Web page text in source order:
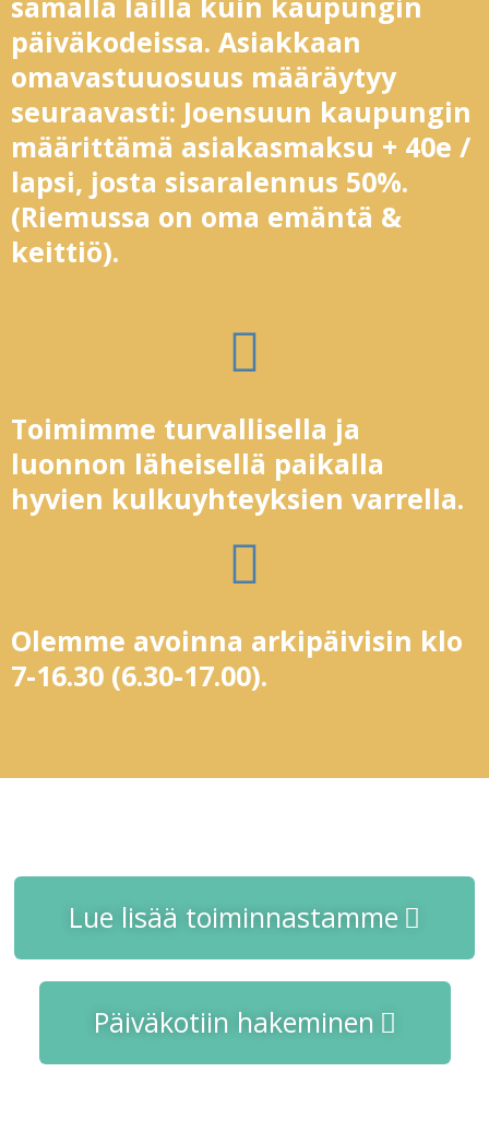
päiväkodeissa. Asiakkaan
omavastuuosuus määräytyy
seuraavasti: Joensuun kaupungin
määrittämä asiakasmaksu + 40e /
lapsi, josta sisaralennus 50%.
(Riemussa on oma emäntä &
keittiö).
Toimimme turvallisella ja
luonnon läheisellä paikalla
hyvien kulkuyhteyksien varrella.
Olemme avoinna arkipäivisin klo
7-16.30 (6.30-17.00).
Lue lisää toiminnastamme
Päiväkotiin hakeminen